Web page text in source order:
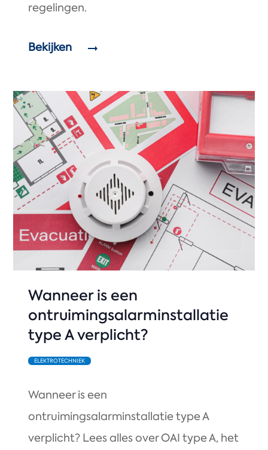
regelingen.
Bekijken
Wanneer is een
ontruimingsalarminstallatie
type A verplicht?
ELEKTROTECHNIEK
Wanneer is een
ontruimingsalarminstallatie type A
verplicht? Lees alles over OAI type A, het